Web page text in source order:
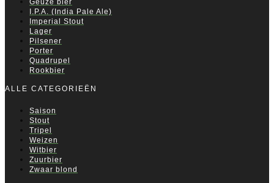
Geuze bier
I.P.A. (India Pale Ale)
Imperial Stout
Lager
Pilsener
Porter
Quadrupel
Rookbier
ALLE CATEGORIEËN
Saison
Stout
Tripel
Weizen
Witbier
Zuurbier
Zwaar blond